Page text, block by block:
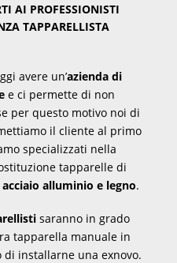
AI PROFESSIONISTI
TAPPARELLISTA
avere un’azienda di
e ci permette di non
per questo motivo noi di
il cliente al primo
specializzati nella
tapparelle di
acciaio alluminio e legno.
saranno in grado
tapparella manuale in
installarne una exnovo.